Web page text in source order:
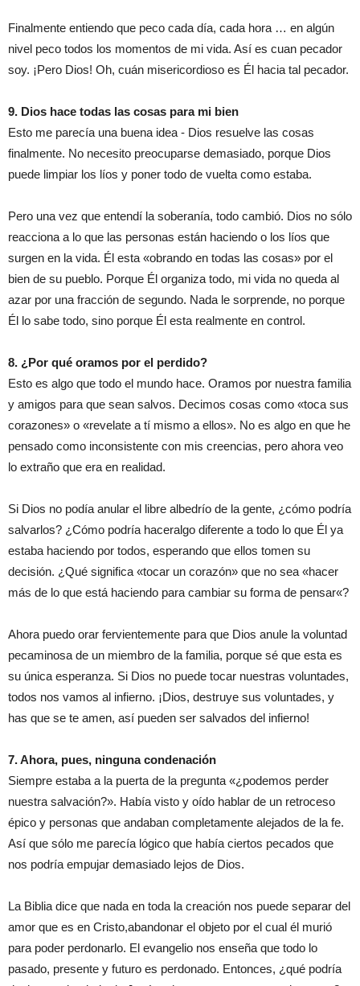
Finalmente entiendo que peco cada día, cada hora … en algún
nivel peco todos los momentos de mi vida. Así es cuan pecador
soy. ¡Pero Dios! Oh, cuán misericordioso es Él hacia tal pecador.
9. Dios hace todas las cosas para mi bien
Esto me parecía una buena idea - Dios resuelve las cosas
finalmente. No necesito preocuparse demasiado, porque Dios
puede limpiar los líos y poner todo de vuelta como estaba.
Pero una vez que entendí la soberanía, todo cambió. Dios no sólo
reacciona a lo que las personas están haciendo o los líos que
surgen en la vida. Él esta «obrando en todas las cosas» por el
bien de su pueblo. Porque Él organiza todo, mi vida no queda al
azar por una fracción de segundo. Nada le sorprende, no porque
Él lo sabe todo, sino porque Él esta realmente en control.
8. ¿Por qué oramos por el perdido?
Esto es algo que todo el mundo hace. Oramos por nuestra familia
y amigos para que sean salvos. Decimos cosas como «toca sus
corazones» o «revelate a tí mismo a ellos». No es algo en que he
pensado como inconsistente con mis creencias, pero ahora veo
lo extraño que era en realidad.
Si Dios no podía anular el libre albedrío de la gente, ¿cómo podría
salvarlos? ¿Cómo podría haceralgo diferente a todo lo que Él ya
estaba haciendo por todos, esperando que ellos tomen su
decisión. ¿Qué significa «tocar un corazón» que no sea «hacer
más de lo que está haciendo para cambiar su forma de pensar«?
Ahora puedo orar fervientemente para que Dios anule la voluntad
pecaminosa de un miembro de la familia, porque sé que esta es
su única esperanza. Si Dios no puede tocar nuestras voluntades,
todos nos vamos al infierno. ¡Dios, destruye sus voluntades, y
has que se te amen, así pueden ser salvados del infierno!
7. Ahora, pues, ninguna condenación
Siempre estaba a la puerta de la pregunta «¿podemos perder
nuestra salvación?». Había visto y oído hablar de un retroceso
épico y personas que andaban completamente alejados de la fe.
Así que sólo me parecía lógico que había ciertos pecados que
nos podría empujar demasiado lejos de Dios.
La Biblia dice que nada en toda la creación nos puede separar del
amor que es en Cristo,abandonar el objeto por el cual él murió
para poder perdonarlo. El evangelio nos enseña que todo lo
pasado, presente y futuro es perdonado. Entonces, ¿qué podría